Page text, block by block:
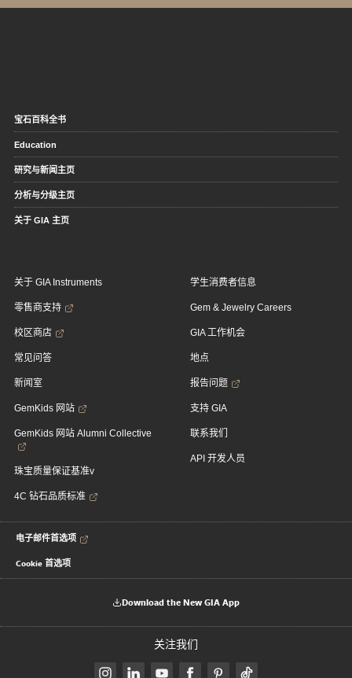
宝石百科全书
Education
研究与新闻主页
分析与分级主页
关于 GIA 主页
关于 GIA Instruments
零售商支持
校区商店
常见问答
新闻室
GemKids 网站
GemKids 网站 Alumni Collective
珠宝质量保证基准v
4C 钻石品质标准
学生消费者信息
Gem & Jewelry Careers
GIA 工作机会
地点
报告问题
支持 GIA
联系我们
API 开发人员
电子邮件首选项
Cookie 首选项
Download the New GIA App
关注我们